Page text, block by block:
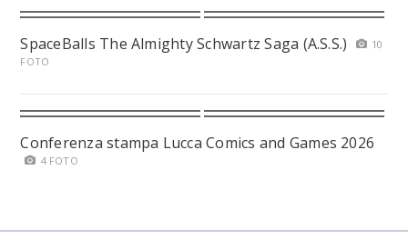
SpaceBalls The Almighty Schwartz Saga (A.S.S.)
10
FOTO
Conferenza stampa Lucca Comics and Games 2026
4 FOTO